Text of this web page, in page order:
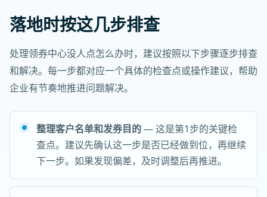
落地时按这几步排查
处理领券中心没人点怎么办时，建议按照以下步骤逐步排查
和解决。每一步都对应一个具体的检查点或操作建议，帮助
企业有节奏地推进问题解决。
整理客户名单和发券目的— 这是第1步的关键检
查点。建议先确认这一步是否已经做到位，再继续
下一步。如果发现偏差，及时调整后再推进。